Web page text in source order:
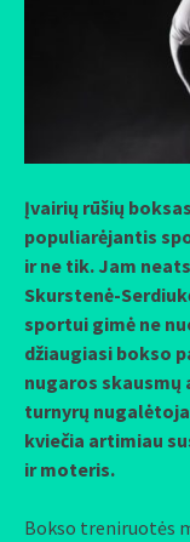
Įvairių rūšių
populiarėjantis
ir ne tik. Jam
Skurstenė-
sportui gimė ne
džiaugiasi bokso
nugaros skausmų
turnyrų
kviečia artimiau
ir moteris.
Bokso treniruotės